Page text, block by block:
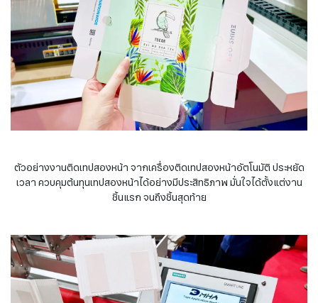
ตัวอย่างงานติดเทปสองหน้า จากเครื่องติดเทปสองหน้าอัตโนมัติ ประหยัด
เวลา ควบคุมต้นทุนเทปสองหน้าได้อย่างมีประสิทธิภาพ มั่นใจได้ตั้งแต่งาน
ชิ้นแรก จนถึงชิ้นสุดท้าย